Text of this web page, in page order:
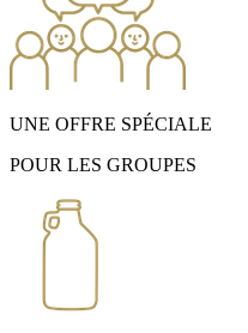
UNE OFFRE SPÉCIALE
POUR LES GROUPES